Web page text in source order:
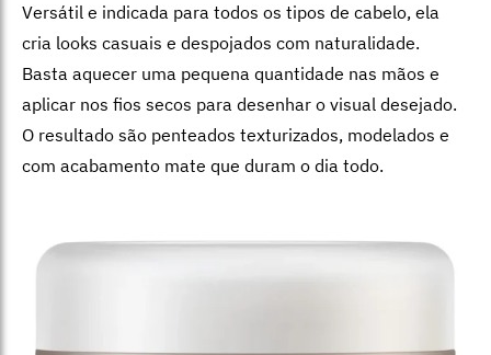
Versátil e indicada para todos os tipos de cabelo, ela
cria looks casuais e despojados com naturalidade.
Basta aquecer uma pequena quantidade nas mãos e
aplicar nos fios secos para desenhar o visual desejado.
O resultado são penteados texturizados, modelados e
com acabamento mate que duram o dia todo.